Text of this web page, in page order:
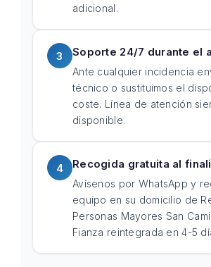
adicional.
3 Soporte 24/7 durante el
Ante cualquier incidencia
técnico o sustituimos el
coste. Línea de atención
disponible.
4 Recogida gratuita al
Avísenos por WhatsApp y
equipo en su domicilio de
Personas Mayores San
Fianza reintegrada en 4-5